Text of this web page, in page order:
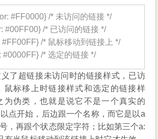
#FF0000} /* 未访问的链接 */
#00FF00} /* 已访问的链接 */
/* 鼠标移动到链接上 */
#0000FF} /* 选定的链接 */
了超链接未访问时的链接样式，已访
鼠标移上时链接样式和选定的链接样
为伪类，也就是说它不是一个真实的
点开始，后边跟一个名称，而它是以a
，再跟个状态限定字符；比如第三个a: